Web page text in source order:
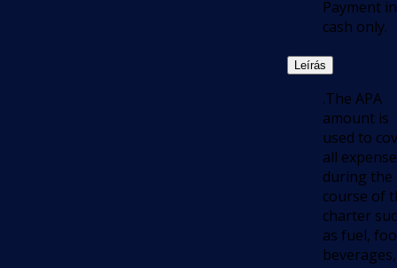
Payment in
cash only.
Leírás
.The APA
amount is
used to
all
during the
course of
charter
as fuel,
beverages,